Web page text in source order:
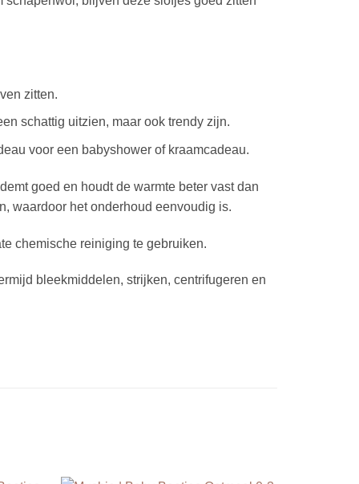
zitten.
schattig uitzien, maar ook trendy zijn.
voor een babyshower of kraamcadeau.
goed en houdt de warmte beter vast dan
waardoor het onderhoud eenvoudig is.
chemische reiniging te gebruiken.
bleekmiddelen, strijken, centrifugeren en